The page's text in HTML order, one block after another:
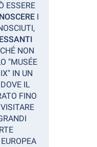
ESSERE
I
NON
"MUSÉE
IN UN
IL
FINO